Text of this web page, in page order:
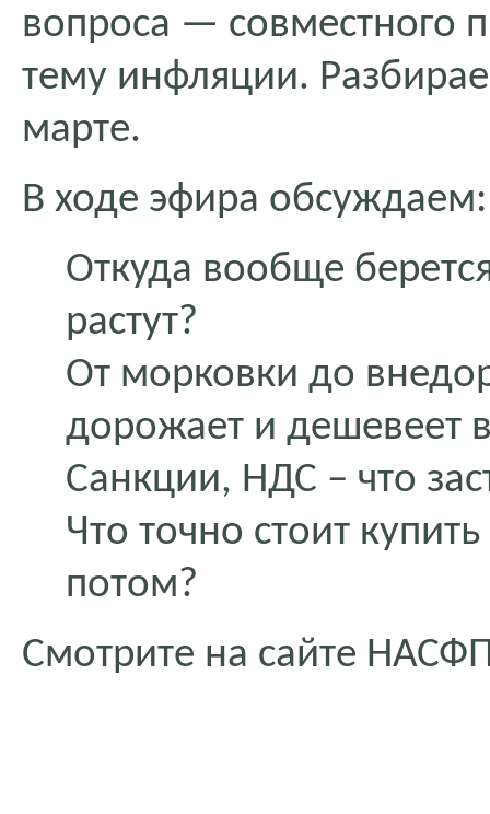
вопроса — совместного
тему инфляции.
марте.
В ходе эфира обсуждаем:
Откуда вообще
растут?
От морковки до
дорожает и дешевеет
Санкции, НДС – что
Что точно стоит
потом?
Смотрите на сайте